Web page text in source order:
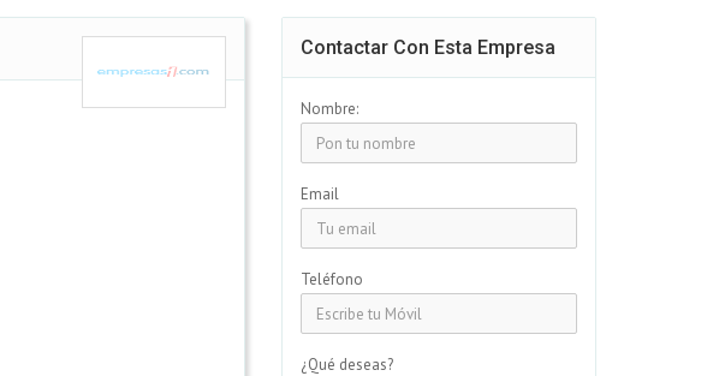
Contactar Con Esta Empresa
Nombre:
Email
Teléfono
¿Qué deseas?